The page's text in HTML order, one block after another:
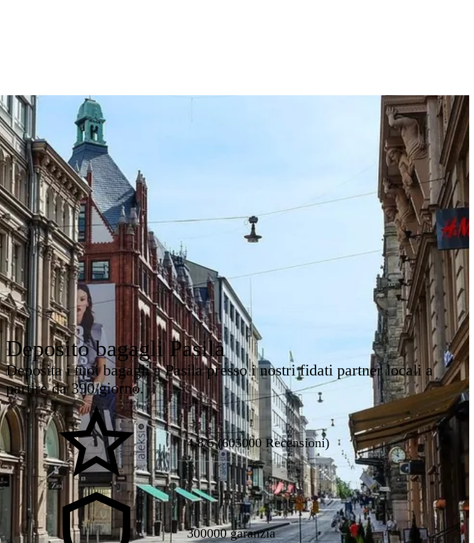
Deposito bagagli Pasila
Deposita i tuoi bagagli a Pasila presso i nostri fidati partner locali a
partire da 390/giorno.
4.8/5 (605000 Recensioni)
300000 garanzia